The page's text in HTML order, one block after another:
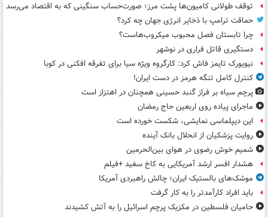
توقف طولانی کامیون‌ها پشت مرز؛ صورت‌حساب سنگینی که به اقتصاد می‌رسد
حماقت ترامپ با ذخایر انرژی جهان چه کرد؟
چرا تابستان فصل محبوب میکروب‌هاست؟
دستگیری قاتل فراری در نوشهر
نیویورک تایمز فاش کرد: کارگروه ویژه سیا برای تفرقه افکنی در کوبا
کنترل کامل تنگه هرمز در دست ایران!
پرچم سیاه بر فراز گنبد حسینی همچنان در اهتزاز است
ماجرای پیاده روی اربعین حاج رمضان
این دیپلماسی نمایشی، شکست خورده است
روایت پزشکیان از انحلال بانک آینده
شمیم خوش رضوی در هوای بین‌الحرمین
هشدار افسر ارشد آمریکایی به کاخ سفید +فیلم
موشک‌های بالستیک ایران؛ چالش راهبردی آمریکا
باید افراد کارآمدتر را به کار گرفت
حامیان فلسطین در مکزیک پرچم اسرائیل را به آتش کشیدند